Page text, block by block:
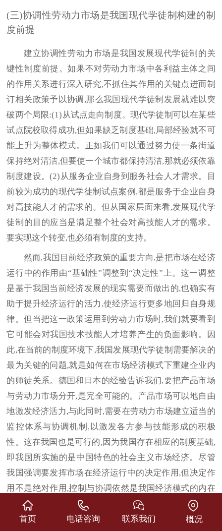
(三)协调性劳动力市场是我国现代学徒制构建的制
度前提
建立协调性劳动力市场是我国发展现代学徒制的关
键性制度前提。如果不对劳动力市场中各利益主体之间
的作用关系进行深入研究,不抓住其作用的关键点进而制
订相关政策予以协调,那么我国现代学徒制发展就难以突
破两个局限:(1)从试点走向制度。现代学徒制可以在某些
试点院校取得成功,但如果缺乏制度基础,局部经验就不可
能上升为整体模式。正如我们可以通过努力使一条街道
保持绝对清洁,但要使一个城市都保持清洁,那就必须依靠
制度建设。(2)从服务企业自身到服务社会人才需求。目
前较为成功的现代学徒制试点案例,都是服务于企业自身
对高技能人才的需求的。但从国家层面来看,发展现代学
徒制的目的应当是满足整个社会对高技能人才的需求。
要实现这个转变,也必须有制度的支持。
然而,我国目前经济政策的重要方向,是把市场在经济
运行中的作用由“基础性”调整到“决定性”上。这一调整
是基于我国当前经济发展的现实需要而做出的,也确实有
助于提升经济运行的活力,使经济运行更多地回归自身规
律。但当把这一政策运用到劳动力市场时,我们就要看到
它可能会对我国技术技能人才培养产生的负面影响。因
此,在当前的制度环境下,我国发展现代学徒制需要解决的
最为关键的问题,就是如何在市场经济模式下重建企业内
的师徒关系。德国和日本的经验告诉我们,要把产品市场
与劳动力市场分开,是完全可能的。产品市场可以地自由
地激发经济活力,与此同时,需要在劳动力市场建立适当的
监控体系与协调机制,以激发各方参与技能形成的积极
性。这在我国也是可行的,因为我国存在相应的制度基础,
即我国所实施的是中国特色的社会主义市场经济。尽管
我国强调要发挥市场在经济运行中的决定作用,但决定作
用不是绝对作用,控制与协调依然是我国经济模式的内在
要素。
首页 电话咨询 联系我们 概况